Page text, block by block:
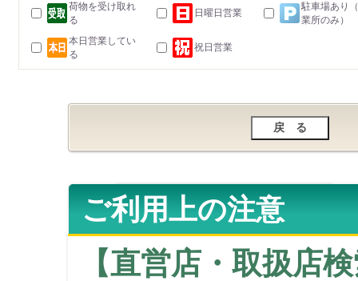
荷物を受け取れ
る
日曜日営業
駐車場あり
業所のみ）
本日営業してい
る
祝日営業
ご利用上の注意
【直営店・取扱店